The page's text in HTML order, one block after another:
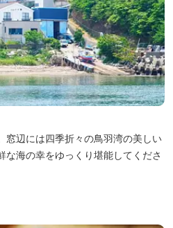
窓辺には四季折々の鳥羽湾の美しい
な海の幸をゆっくり堪能してくださ